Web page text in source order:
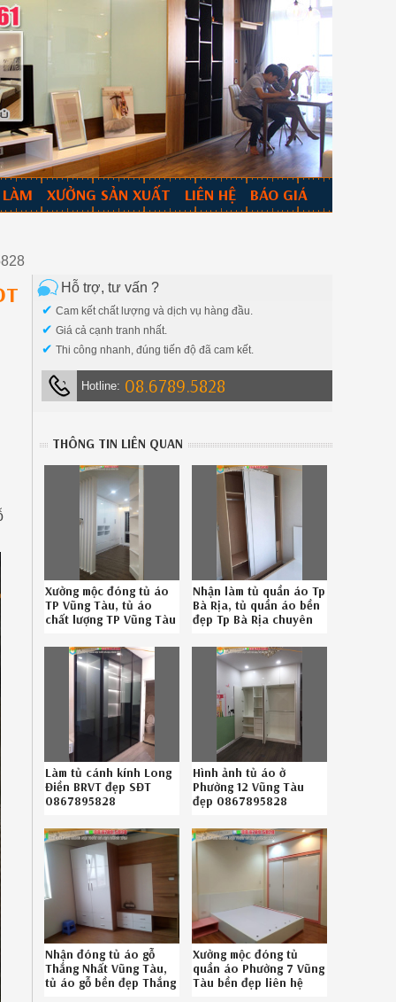
XƯỞNG SẢN XUẤT LIÊN HỆ BÁO GIÁ
Hỗ trợ, tư vấn ?
✔ Cam kết chất lượng và dịch vụ hàng đầu.
✔ Giá cả cạnh tranh nhất.
✔ Thi công nhanh, đúng tiến độ đã cam kết.
Hotline: 08.6789.5828
THÔNG TIN LIÊN QUAN
Xưởng mộc đóng tủ áo
TP Vũng Tàu, tủ áo
chất lượng TP Vũng Tàu
086.789.5828
Nhận làm tủ quần áo Tp
Bà Rịa, tủ quần áo bền
đẹp Tp Bà Rịa chuyên
6789-5828
Làm tủ cánh kính Long
Điền BRVT đẹp SĐT
0867895828
Hình ảnh tủ áo ở
Phường 12 Vũng Tàu
đẹp 0867895828
Nhận đóng tủ áo gỗ
Thắng Nhất Vũng Tàu,
tủ áo gỗ bền đẹp Thắng
Xưởng mộc đóng tủ
quần áo Phường 7 Vũng
Tàu bền đẹp liên hệ